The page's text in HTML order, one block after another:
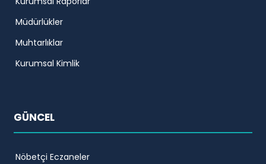
Müdürlükler
Muhtarlıklar
Kurumsal Kimlik
GÜNCEL
Nöbetçi Eczaneler